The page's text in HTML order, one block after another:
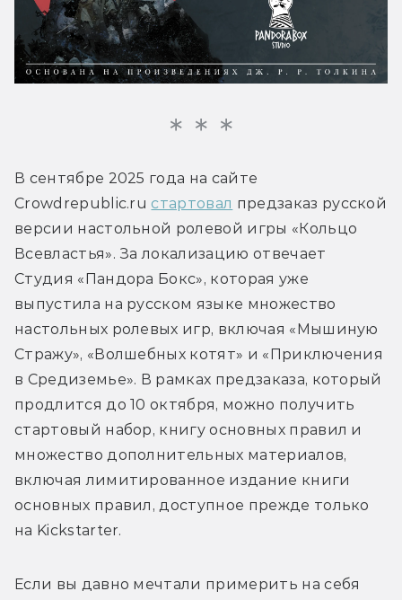
В сентябре 2025 года на сайте
Crowdrepublic.ru стартовал предзаказ русской
версии настольной ролевой игры «Кольцо
Всевластья». За локализацию отвечает
Студия « Пандора Бокс», которая уже
выпустила на русском языке множество
настольных ролевых игр, включая «Мышиную
Стражу», «Волшебных котят» и «Приключения
в Средиземье». В рамках предзаказа, который
продлится до 10 октября, можно получить
стартовый набор, книгу основных правил и
множество дополнительных материалов,
включая лимитированное издание книги
основных правил, доступное прежде только
на Kickstarter.
Если вы давно мечтали примерить на себя